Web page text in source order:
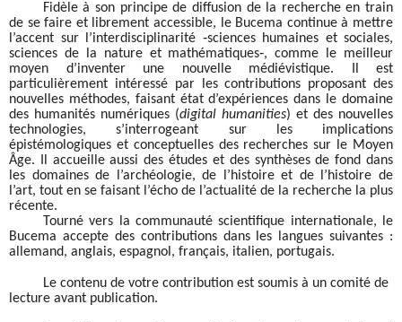
Fidèle à son principe de diffusion de la recherche en train
de se faire et librement accessible, le Bucema continue à mettre
l’accent sur l’interdisciplinarité ‐sciences humaines et sociales,
sciences de la nature et mathématiques‐, comme le meilleur
moyen d’inventer une nouvelle médiévistique. Il est
particulièrement intéressé par les contributions proposant des
nouvelles méthodes, faisant état d’expériences dans le domaine
des humanités numériques (digital humanities) et des nouvelles
technologies, s’interrogeant sur les implications
épistémologiques et conceptuelles des recherches sur le Moyen
Âge. Il accueille aussi des études et des synthèses de fond dans
les domaines de l’archéologie, de l’histoire et de l’histoire de
l’art, tout en se faisant l’écho de l’actualité de la recherche la plus
récente.
Tourné vers la communauté scientifique internationale, le
Bucema accepte des contributions dans les langues suivantes :
allemand, anglais, espagnol, français, italien, portugais.
Le contenu de votre contribution est soumis à un comité de
lecture avant publication.